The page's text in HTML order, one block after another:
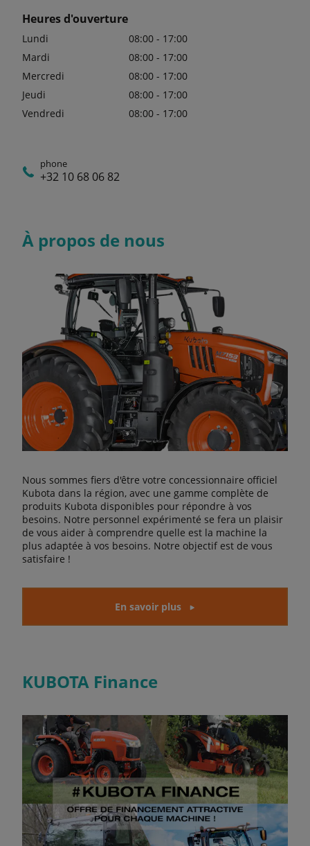
Heures d'ouverture
Lundi
08:00 - 17:00
Mardi
08:00 - 17:00
Mercredi
08:00 - 17:00
Jeudi
08:00 - 17:00
Vendredi
08:00 - 17:00
phone
+32 10 68 06 82
À propos de nous
Nous sommes fiers d'être votre concessionnaire officiel
Kubota dans la région, avec une gamme complète de
produits Kubota disponibles pour répondre à vos
besoins. Notre personnel expérimenté se fera un plaisir
de vous aider à comprendre quelle est la machine la
plus adaptée à vos besoins. Notre objectif est de vous
satisfaire !
En savoir plus
KUBOTA Finance